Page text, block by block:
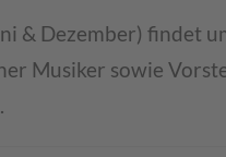
& Dezember) findet
Musiker sowie